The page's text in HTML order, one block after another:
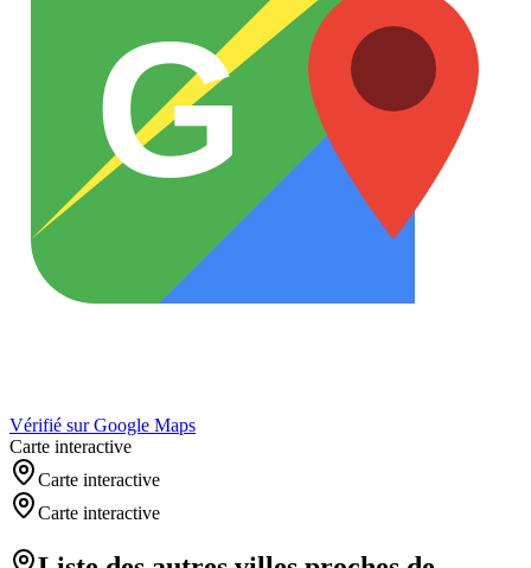
G
Vérifié sur Google Maps
Carte interactive
Carte interactive
Carte interactive